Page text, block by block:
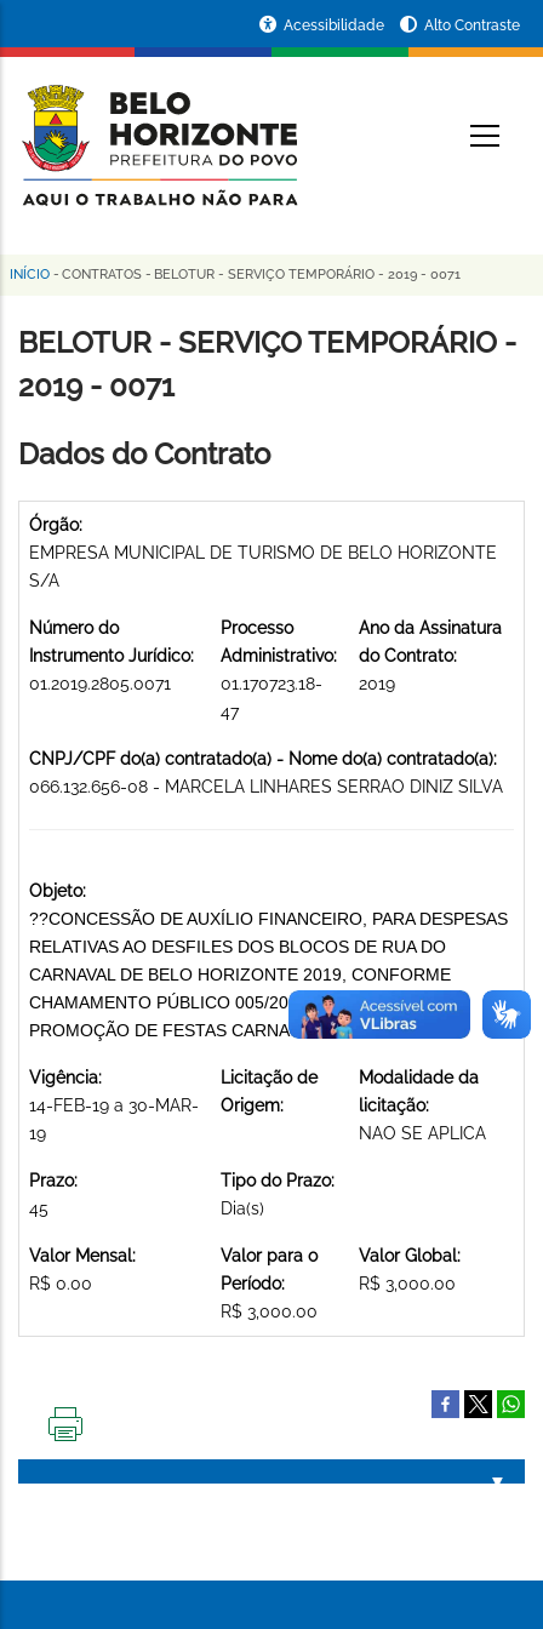
conteúdo
principal
da
Prefeitura
de
Horizonte
Acessibilidade Alto Contraste
Trilha
de
navegação
INÍCIO - CONTRATOS - BELOTUR - SERVIÇO TEMPORÁRIO - 2019 - 0071
BELOTUR - SERVIÇO TEMPORÁRIO -
2019 - 0071
Dados do Contrato
Órgão:
EMPRESA MUNICIPAL DE TURISMO DE BELO HORIZONTE
S/A
Número do
Instrumento Jurídico:
01.2019.2805.0071
Processo
Administrativo:
01.170723.18-
47
Ano da Assinatura
do Contrato:
2019
CNPJ/CPF do(a) contratado(a) - Nome do(a) contratado(a):
066.132.656-08 - MARCELA LINHARES SERRAO DINIZ SILVA
Objeto:
??CONCESSÃO DE AUXÍLIO FINANCEIRO, PARA DESPESAS
RELATIVAS AO DESFILES DOS BLOCOS DE RUA DO
CARNAVAL DE BELO HORIZONTE 2019, CONFORME
CHAMAMENTO PÚBLICO 005/2018 E SEUS ANEXOS.
PROMOÇÃO DE FESTAS CARNAVALESCAS
Vigência:
14-FEB-19 a 30-MAR-
19
Licitação de
Origem:
Modalidade da
licitação:
NAO SE APLICA
Prazo:
45
Tipo do Prazo:
Dia(s)
Valor Mensal:
R$ 0.00
Valor para o
Período:
R$ 3,000.00
Valor Global:
R$ 3,000.00
PÁGINA